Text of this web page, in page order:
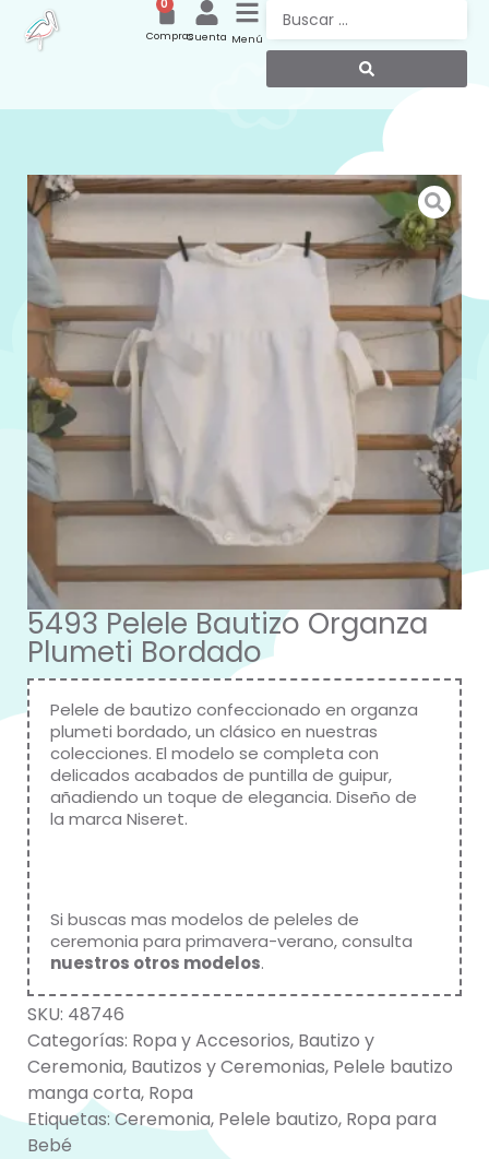
Menú
Cuenta
0
Compras
5493 Pelele Bautizo Organza
Plumeti Bordado
Pelele de bautizo confeccionado en organza
plumeti bordado, un clásico en nuestras
colecciones. El modelo se completa con
delicados acabados de puntilla de guipur,
añadiendo un toque de elegancia. Diseño de
la marca Niseret.
Si buscas mas modelos de peleles de
ceremonia para primavera-verano, consulta
nuestros otros modelos.
SKU: 48746
Categorías: Ropa y Accesorios, Bautizo y
Ceremonia, Bautizos y Ceremonias, Pelele bautizo
manga corta, Ropa
Etiquetas:Ceremonia, Pelele bautizo, Ropa para
Bebé